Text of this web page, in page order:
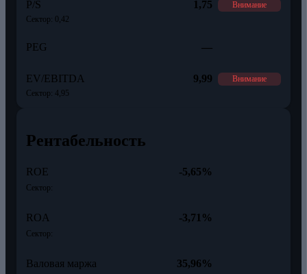
P/S
Сектор: 0,42
1,75 Внимание
PEG —
EV/EBITDA
Сектор: 4,95
9,99 Внимание
Рентабельность
ROE
Сектор:
-5,65%
ROA
Сектор:
-3,71%
Валовая маржа 35,96%